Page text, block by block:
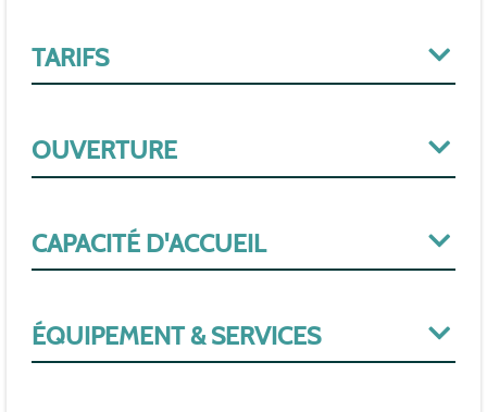
TARIFS
OUVERTURE
CAPACITÉ D'ACCUEIL
ÉQUIPEMENT & SERVICES